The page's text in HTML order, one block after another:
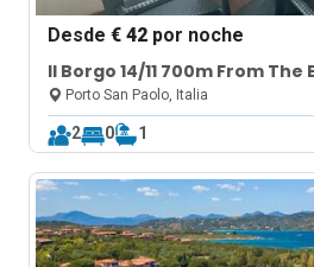
Desde€ 42 por noche
Il Borgo 14/11 700m From The
Porto San Paolo, Italia
2 0 1